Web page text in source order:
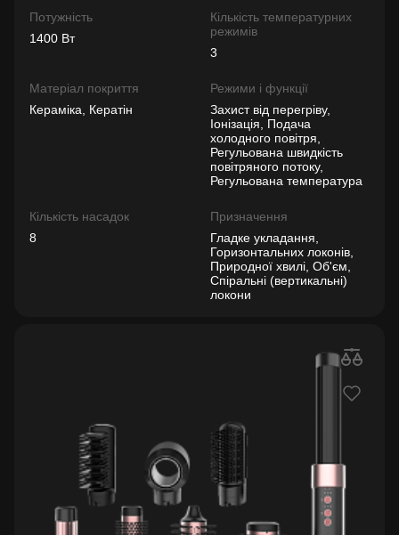
Потужність
1400 Вт
Кількість температурних
режимів
3
Матеріал покриття
Кераміка, Кератін
Режими і функції
Захист від перегріву,
Іонізація, Подача
холодного повітря,
Регульована швидкість
повітряного потоку,
Регульована температура
Кількість насадок
8
Призначення
Гладке укладання,
Горизонтальних локонів,
Природної хвилі, Об'єм,
Спіральні (вертикальні)
локони